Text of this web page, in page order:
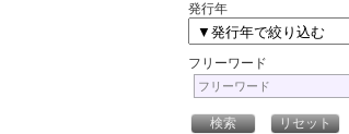
発行年
フリーワード